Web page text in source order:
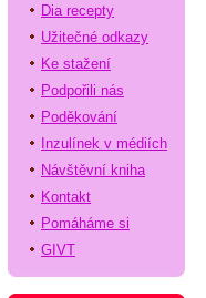
Dia recepty
Užitečné odkazy
Ke stažení
Podpořili nás
Poděkování
Inzulínek v médiích
Návštěvní kniha
Kontakt
Pomáháme si
GIVT